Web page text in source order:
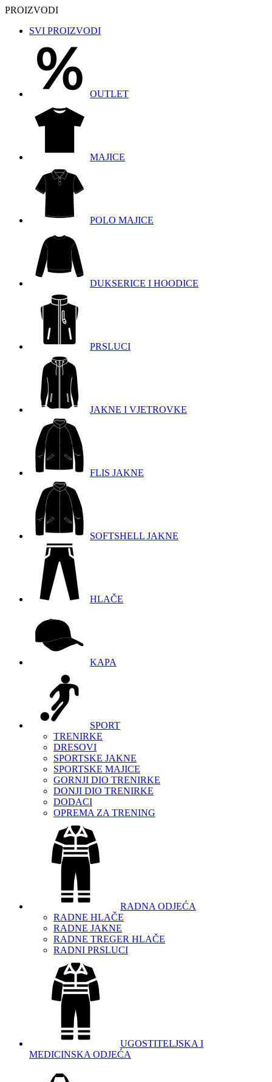
PROIZVODI
SVI PROIZVODI
OUTLET
MAJICE
POLO MAJICE
DUKSERICE I HOODICE
PRSLUCI
JAKNE I VJETROVKE
FLIS JAKNE
SOFTSHELL JAKNE
HLAČE
KAPA
SPORT
TRENIRKE
DRESOVI
SPORTSKE JAKNE
SPORTSKE MAJICE
GORNJI DIO TRENIRKE
DONJI DIO TRENIRKE
DODACI
OPREMA ZA TRENING
RADNA ODJEĆA
RADNE HLAČE
RADNE JAKNE
RADNE TREGER HLAČE
RADNI PRSLUCI
UGOSTITELJSKA I
MEDICINSKA ODJEĆA